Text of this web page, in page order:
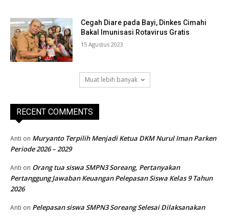
Cegah Diare pada Bayi, Dinkes Cimahi
Bakal Imunisasi Rotavirus Gratis
15 Agustus 2023
Muat lebih banyak
RECENT COMMENTS
Anti on Muryanto Terpilih Menjadi Ketua DKM Nurul Iman Parken
Periode 2026 – 2029
Anti on Orang tua siswa SMPN3 Soreang, Pertanyakan
Pertanggung Jawaban Keuangan Pelepasan Siswa Kelas 9 Tahun
2026
Anti on Pelepasan siswa SMPN3 Soreang Selesai Dilaksanakan